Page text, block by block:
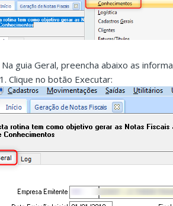
Na guia Geral, preencha abaixo as
Clique no botão Executar: